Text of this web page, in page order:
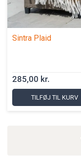
Sintra Plaid
285,00 kr.
TILFØJ TIL KURV